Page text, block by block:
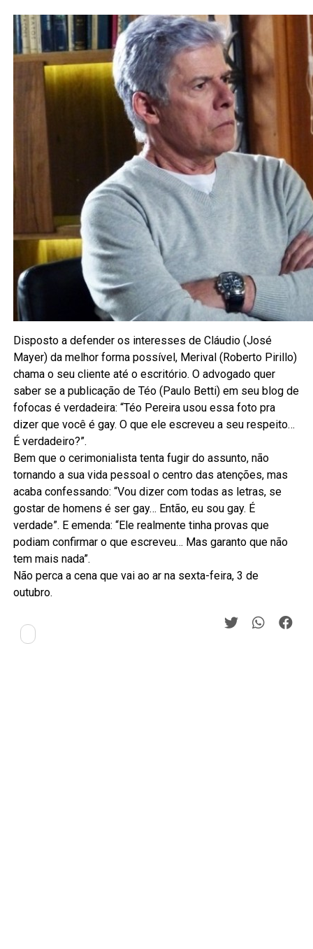
Disposto a defender os interesses de Cláudio (José
Mayer) da melhor forma possível, Merival (Roberto Pirillo)
chama o seu cliente até o escritório. O advogado quer
saber se a publicação de Téo (Paulo Betti) em seu blog de
fofocas é verdadeira: “Téo Pereira usou essa foto pra
dizer que você é gay. O que ele escreveu a seu respeito…
É verdadeiro?”.
Bem que o cerimonialista tenta fugir do assunto, não
tornando a sua vida pessoal o centro das atenções, mas
acaba confessando: “Vou dizer com todas as letras, se
gostar de homens é ser gay… Então, eu sou gay. É
verdade”. E emenda: “Ele realmente tinha provas que
podiam confirmar o que escreveu… Mas garanto que não
tem mais nada”.
Não perca a cena que vai ao ar na sexta-feira, 3 de
outubro.